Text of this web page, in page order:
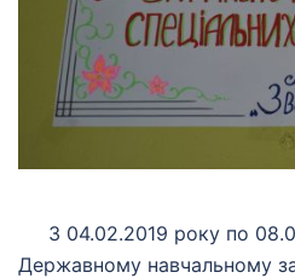
З 04.02.2019 року по
Державному навчальному